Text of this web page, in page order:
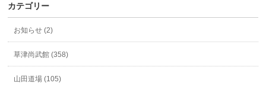
カテゴリー
お知らせ (2)
草津尚武館 (358)
山田道場 (105)